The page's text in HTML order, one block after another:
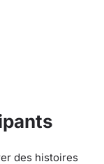
des histoires